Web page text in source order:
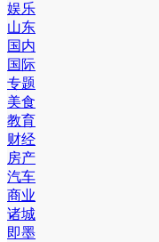
娱乐
山东
国内
国际
专题
美食
教育
财经
房产
汽车
商业
诸城
即墨